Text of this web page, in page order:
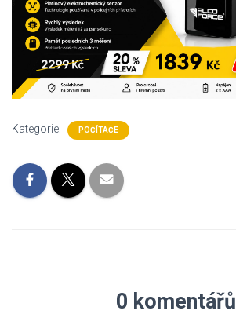
Kategorie: POČÍTAČE
0 komentářů